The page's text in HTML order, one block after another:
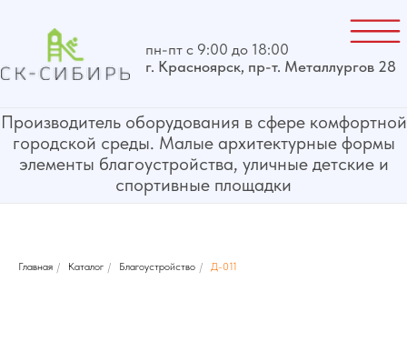
элементы благоустройства, уличные детские и
спортивные площадки
г. Красноярск, пр-т. Металлургов 28
Главная / Каталог / Благоустройство / Д-011